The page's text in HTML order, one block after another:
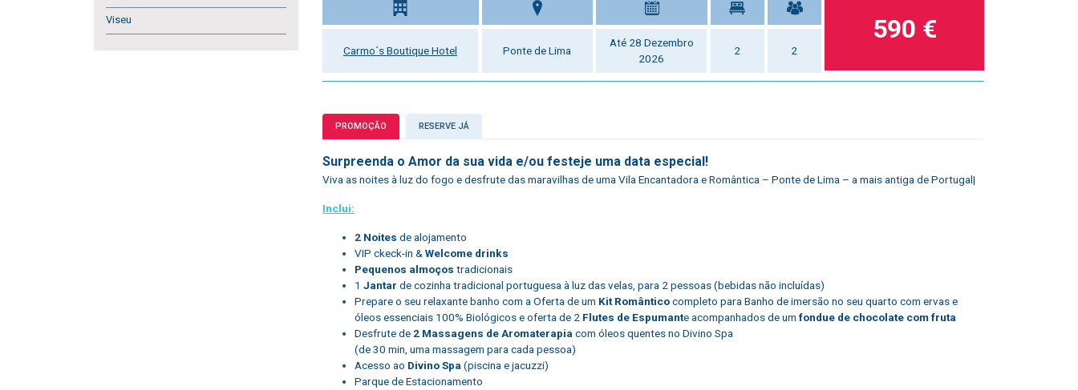
Viseu
Carmo´s Boutique Hotel Ponte de Lima
Até 28 Dezembro
2026
2 2
590 €
PROMOÇÃO RESERVE JÁ
Surpreenda o Amor da sua vida e/ou festeje uma data especial!
Viva as noites à luz do fogo e desfrute das maravilhas de uma Vila Encantadora e Romântica – Ponte de Lima – a mais antiga de Portugal|
Inclui:
2 Noites de alojamento
VIP ckeck-in &Welcome drinks
Pequenos almoços tradicionais
1 Jantar de cozinha tradicional portuguesa à luz das velas, para 2 pessoas (bebidas não incluídas)
Prepare o seu relaxante banho com a Oferta de um Kit Românticocompleto para Banho de imersão no seu quarto com ervas e
óleos essenciais 100% Biológicos e oferta de 2 Flutes de Espumante acompanhados de um fondue de chocolate com fruta
Desfrute de 2 Massagens de Aromaterapia com óleos quentes no Divino Spa
(de 30 min, uma massagem para cada pessoa)
Acesso ao Divino Spa (piscina e jacuzzi)
Parque de Estacionamento